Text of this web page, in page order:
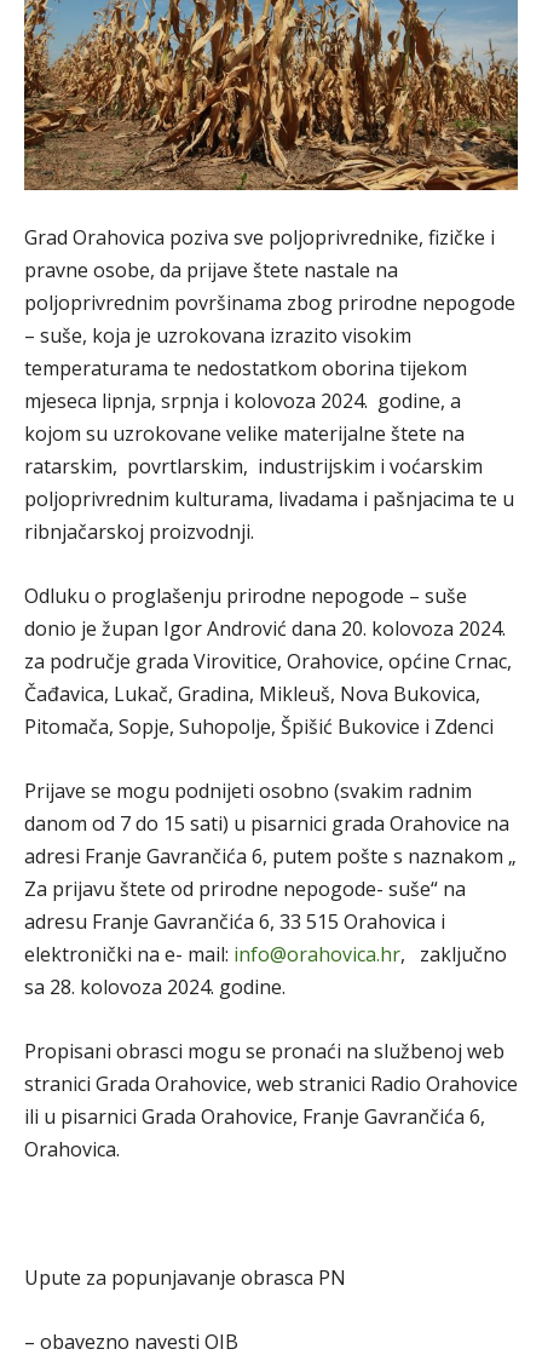
Grad Orahovica poziva sve poljoprivrednike, fizičke i
pravne osobe, da prijave štete nastale na
poljoprivrednim površinama zbog prirodne nepogode
– suše, koja je uzrokovana izrazito visokim
temperaturama te nedostatkom oborina tijekom
mjeseca lipnja, srpnja i kolovoza 2024. godine, a
kojom su uzrokovane velike materijalne štete na
ratarskim, povrtlarskim, industrijskim i voćarskim
poljoprivrednim kulturama, livadama i pašnjacima te u
ribnjačarskoj proizvodnji.
Odluku o proglašenju prirodne nepogode – suše
donio je župan Igor Andrović dana 20. kolovoza 2024.
za područje grada Virovitice, Orahovice, općine Crnac,
Čađavica, Lukač, Gradina, Mikleuš, Nova Bukovica,
Pitomača, Sopje, Suhopolje, Špišić Bukovice i Zdenci
Prijave se mogu podnijeti osobno (svakim radnim
danom od 7 do 15 sati) u pisarnici grada Orahovice na
adresi Franje Gavrančića 6, putem pošte s naznakom „
Za prijavu štete od prirodne nepogode- suše“ na
adresu Franje Gavrančića 6, 33 515 Orahovica i
elektronički na e- mail: info@orahovica.hr, zaključno
sa 28. kolovoza 2024. godine.
Propisani obrasci mogu se pronaći na službenoj web
stranici Grada Orahovice, web stranici Radio Orahovice
ili u pisarnici Grada Orahovice, Franje Gavrančića 6,
Orahovica.
Upute za popunjavanje obrasca PN
– obavezno navesti OIB